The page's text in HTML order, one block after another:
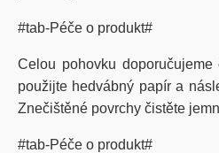
#tab-Péče o produkt#
Celou pohovku
použijte hedvábný papír a
Znečištěné povrchy čistěte
#tab-Péče o produkt#